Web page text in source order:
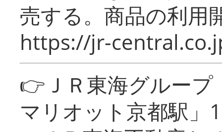
売する。商品の利用
https://jr-
👉ＪＲ東海グルー
マリオット京都駅」